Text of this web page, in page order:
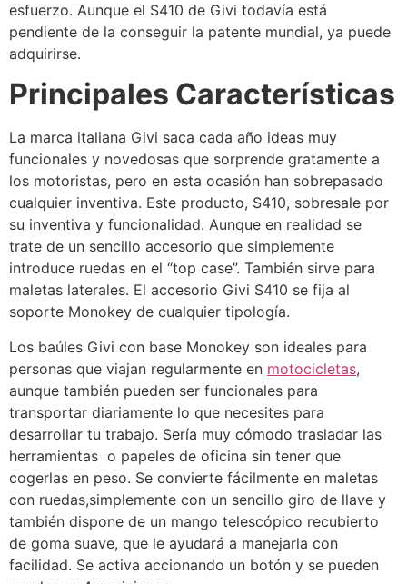
esfuerzo. Aunque el S410 de Givi todavía está
pendiente de la conseguir la patente mundial, ya puede
adquirirse.
Principales Características
La marca italiana Givi saca cada año ideas muy
funcionales y novedosas que sorprende gratamente a
los motoristas, pero en esta ocasión han sobrepasado
cualquier inventiva. Este producto, S410, sobresale por
su inventiva y funcionalidad. Aunque en realidad se
trate de un sencillo accesorio que simplemente
introduce ruedas en el “top case”. También sirve para
maletas laterales. El accesorio Givi S410 se fija al
soporte Monokey de cualquier tipología.
Los baúles Givi con base Monokey son ideales para
personas que viajan regularmente en motocicletas,
aunque también pueden ser funcionales para
transportar diariamente lo que necesites para
desarrollar tu trabajo. Sería muy cómodo trasladar las
herramientas o papeles de oficina sin tener que
cogerlas en peso. Se convierte fácilmente en maletas
con ruedas,simplemente con un sencillo giro de llave y
también dispone de un mango telescópico recubierto
de goma suave, que le ayudará a manejarla con
facilidad. Se activa accionando un botón y se pueden